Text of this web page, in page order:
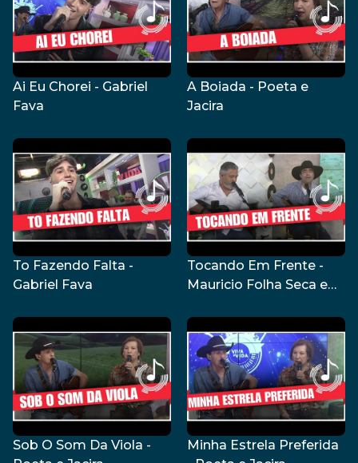
Ai Eu Chorei - Gabriel
Fava
A Boiada - Poeta e
Jacira
To Fazendo Falta -
Gabriel Fava
Tocando Em Frente -
Mauricio Folha Seca e
Sob O Som Da Viola -
Minha Estrela Preferida